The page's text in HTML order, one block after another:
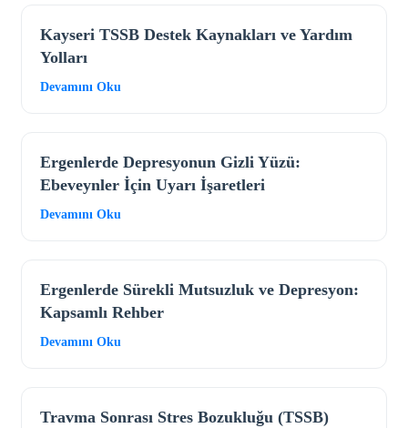
Kayseri TSSB Destek Kaynakları ve Yardım
Yolları
Devamını Oku
Ergenlerde Depresyonun Gizli Yüzü:
Ebeveynler İçin Uyarı İşaretleri
Devamını Oku
Ergenlerde Sürekli Mutsuzluk ve Depresyon:
Kapsamlı Rehber
Devamını Oku
Travma Sonrası Stres Bozukluğu (TSSB)